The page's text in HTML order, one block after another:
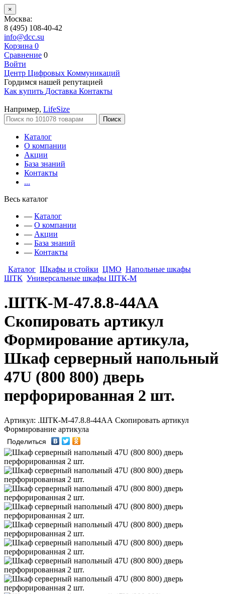
×
Москва:
8 (495) 108-40-42
info@dcc.su
Корзина 0
Сравнение 0
Войти
Центр Цифровых Коммуникаций
Гордимся нашей репутацией
Как купить Доставка Контакты
Например, LifeSize
Поиск
Каталог
О компании
Акции
База знаний
Контакты
...
Весь каталог
— Каталог
— О компании
— Акции
— База знаний
— Контакты
Каталог Шкафы и стойки ЦМО Напольные шкафы
ШТК Универсальные шкафы ШТК-М
.ШТК-М-47.8.8-44АА
Скопировать артикул
Формирование артикула,
Шкаф серверный напольный
47U (800 800) дверь
перфорированная 2 шт.
Артикул: .ШТК-М-47.8.8-44АА Скопировать артикул
Формирование артикула
Поделиться